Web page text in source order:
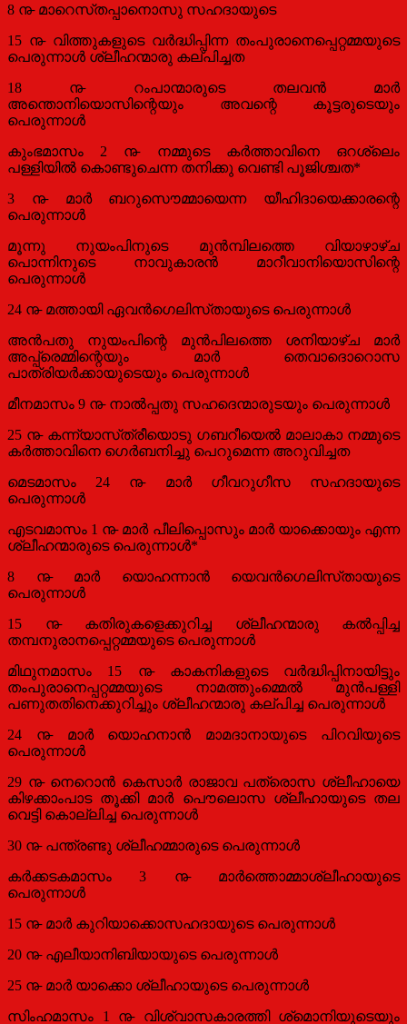
8 ൹ മാറെസ്‌തപ്പാനൊസു സഹദായുടെ
15 ൹ വിത്തുകളുടെ വര്‍ദ്ധിപ്പിന്ന തംപുരാനെപ്പെറ്റമ്മയുടെ
പെരുന്നാള്‍ ശ്ലീഹന്മാരു കല്‌പിച്ചത
18 ൹ റംപാന്മാരുടെ തലവന്‍ മാര്‍
അന്തൊനിയൊസിന്റെയും അവന്റെ കൂട്ടരുടെയും
പെരുന്നാള്‍
കുംഭമാസം 2 ൹ നമ്മുടെ കര്‍ത്താവിനെ ഒറശ്ലെം
പള്ളിയില്‍ കൊണ്ടുചെന്ന തനിക്കു വെണ്ടി പൂജിശ്ചത*
3 ൹ മാര്‍ ബറുസൌമ്മായെന്ന യീഹിദായെക്കാരന്റെ
പെരുന്നാള്‍
മൂന്നു നുയംപിനുടെ മുന്‍മ്പിലത്തെ വിയാഴാഴ്‌ച
പൊന്നിനുടെ നാവുകാരന്‍ മാറീവാനിയൊസിന്റെ
പെരുന്നാള്‍
24 ൹ മത്തായി ഏവന്‍ഗെലിസ്‌തായുടെ പെരുന്നാള്‍
അന്‍പതു നുയംപിന്റെ മുന്‍പിലത്തെ ശനിയാഴ്‌ച മാര്‍
അപ്പ്രെമ്മിന്റെയും മാര്‍ തെവാദൊറൊസ
പാത്രിയര്‍ക്കായുടെയും പെരുന്നാള്‍
മീനമാസം 9 ൹ നാല്‍പ്പതു സഹദെന്മാരുടയും പെരുന്നാള്‍
25 ൹ കന്ന്യാസ്‌ത്രീയൊടു ഗബറീയെല്‍ മാലാകാ നമ്മുടെ
കര്‍ത്താവിനെ ഗെര്‍ബനിച്ചു പെറുമെന്ന അറുവിച്ചത
മെടമാസം 24 ൹ മാര്‍ ഗീവറുഗീസ സഹദായുടെ
പെരുന്നാള്‍
എടവമാസം 1 ൹ മാര്‍ പീലിപ്പൊസും മാര്‍ യാക്കൊയും എന്ന
ശ്ലീഹന്മാരുടെ പെരുന്നാള്‍*
8 ൹ മാര്‍ യൊഹന്നാന്‍ യെവന്‍ഗെലിസ്‌തായുടെ
പെരുന്നാള്‍
15 ൹ കതിരുകളെക്കുറിച്ച ശ്ലീഹന്മാരു കല്‍പ്പിച്ച
തമ്പനുരാനപ്പെറ്റമ്മയുടെ പെരുന്നാള്‍
മിഥുനമാസം 15 ൹ കാകനികളുടെ വര്‍ദ്ധിപ്പിനായിട്ടും
തംപുരാനെപ്പറ്റമ്മയുടെ നാമത്തുംമ്മെല്‍ മുന്‍പള്ളി
പണുതതിനെക്കുറിച്ചും ശ്ലീഹന്മാരു കല്‌പിച്ച പെരുന്നാള്‍
24 ൹ മാര്‍ യൊഹനാന്‍ മാമദാനായുടെ പിറവിയുടെ
പെരുന്നാള്‍
29 ൹ നെറൊന്‍ കെസാര്‍ രാജാവ പത്രൊസ ശ്ലീഹായെ
കിഴക്കാംപാട തൂക്കി മാര്‍ പൌലൊസ ശ്ലീഹായുടെ തല
വെട്ടി കൊല്ലിച്ച പെരുന്നാള്‍
30 ൹ പന്ത്രണ്ടു ശ്ലീഹമ്മാരുടെ പെരുന്നാള്‍
കര്‍ക്കടകമാസം 3 ൹ മാര്‍ത്തൊമ്മാശ്ലീഹായുടെ
പെരുന്നാള്‍
15 ൹ മാര്‍ കുറിയാക്കൊസഹദായുടെ പെരുന്നാള്‍
20 ൹ എലീയാനിബിയായുടെ പെരുന്നാള്‍
25 ൹ മാര്‍ യാക്കൊ ശ്ലീഹായുടെ പെരുന്നാള്‍
സിംഹമാസം 1 ൹ വിശ്വാസകാരത്തി ശ്‌മൊനിയുടെയും